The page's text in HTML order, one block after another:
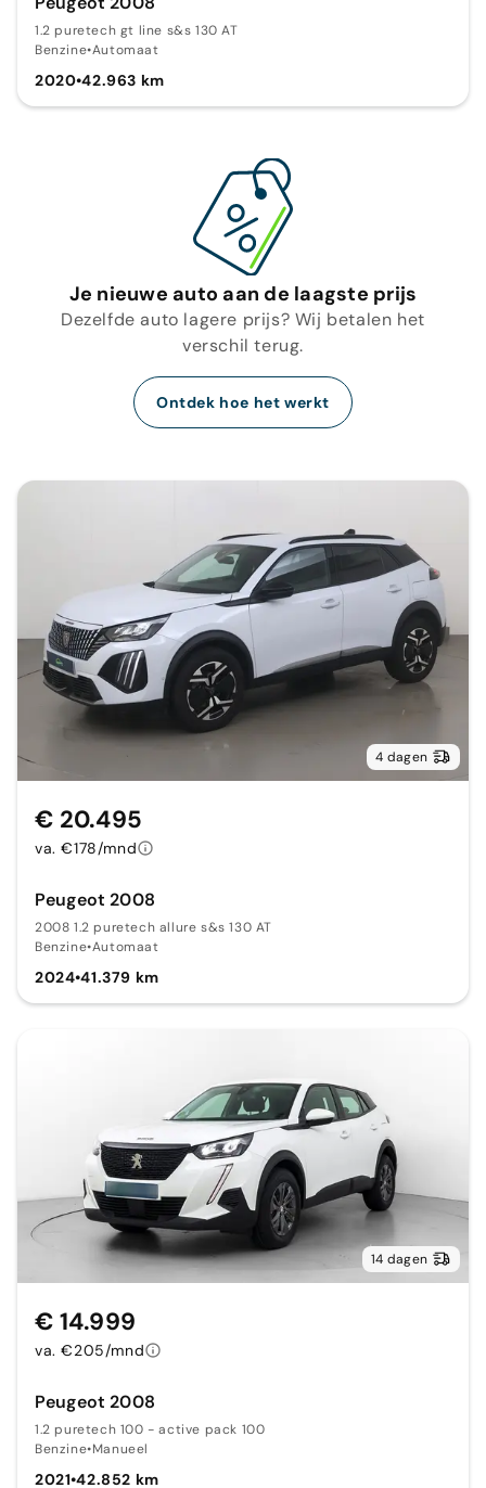
1.2 puretech gt line s&s 130 AT
Benzine•Automaat
2020•42.963 km
Je nieuwe auto aan de laagste prijs
Dezelfde auto lagere prijs? Wij betalen het
verschil terug.
Ontdek hoe het werkt
4 dagen
Peugeot 2008
2008 1.2 puretech allure s&s 130 AT
Benzine•Automaat
2024•41.379 km
€ 20.495
va. €178/mnd
14 dagen
Peugeot 2008
1.2 puretech 100 - active pack 100
Benzine•Manueel
2021•42.852 km
€ 14.999
va. €205/mnd